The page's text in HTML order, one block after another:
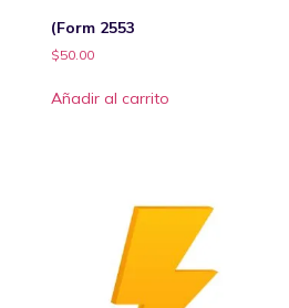
(Form 2553
$50.00
Añadir al carrito